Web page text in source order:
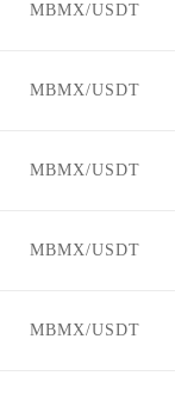
MBMX/USDT
MBMX/USDT
MBMX/USDT
MBMX/USDT
MBMX/USDT